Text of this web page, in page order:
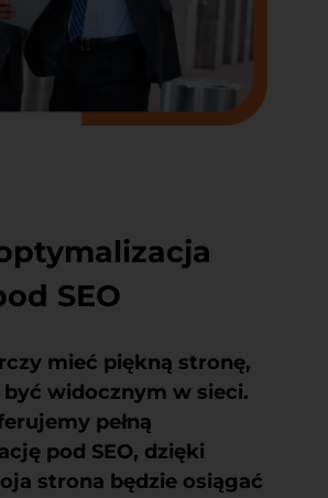
SEO
mieć piękną stronę,
widocznym w sieci.
pełną
pod SEO, dzięki
strona będzie osiągać